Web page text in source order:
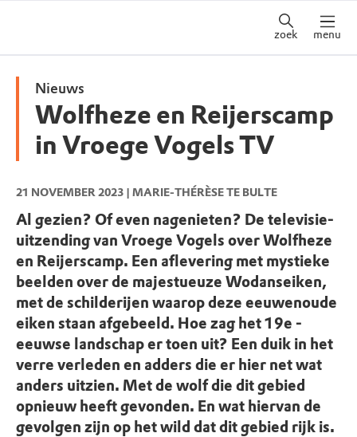
zoek menu
Nieuws
Wolfheze en Reijerscamp
in Vroege Vogels TV
21 NOVEMBER 2023 | MARIE-THÉRÈSE TE BULTE
Al gezien? Of even nagenieten? De televisie-
uitzending van Vroege Vogels over Wolfheze
en Reijerscamp. Een aflevering met mystieke
beelden over de majestueuze Wodanseiken,
met de schilderijen waarop deze eeuwenoude
eiken staan afgebeeld. Hoe zag het 19e -
eeuwse landschap er toen uit? Een duik in het
verre verleden en adders die er hier net wat
anders uitzien. Met de wolf die dit gebied
opnieuw heeft gevonden. En wat hiervan de
gevolgen zijn op het wild dat dit gebied rijk is.